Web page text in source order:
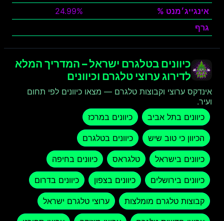
אינגייג׳מנט %
24.99%
גרף
כיוונים בטלגרם ישראל – המדריך המלא
לדירוג ערוצי טלגרם וכיוונים
אינדקס ערוצי וקבוצות טלגרם — מצאו כיוונים לפי תחום
ועיר.
כיוונים בתל אביב
כיוונים במרכז
הכיוון כי טוב שיש כיוונים בטלגרם
כיוונים בישראל טלגראס כיוונים בחיפה
כיוונים בירושלים כיוונים בצפון כיוונים בדרום
קבוצות טלגרם מומלצות ערוצי טלגרם ישראל